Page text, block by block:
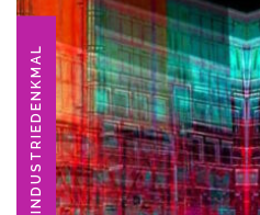
INDUSTRIEDENKMAL